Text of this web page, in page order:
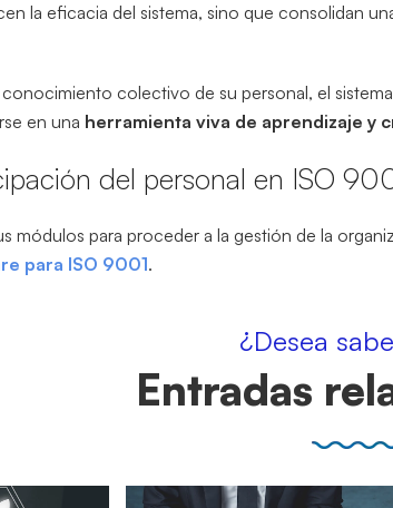
la eficacia del sistema, sino que consolidan
colectivo de su personal, el
en una herramienta viva de aprendizaje y
del personal en ISO
módulos para proceder a la gestión de la
para ISO 9001.
¿Desea
Entradas